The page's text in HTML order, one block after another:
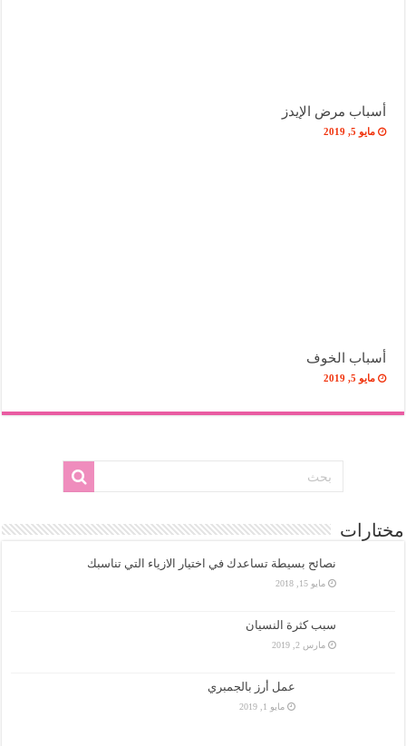
أسباب مرض الإيدز
مايو 5, 2019
أسباب الخوف
مايو 5, 2019
مختارات
نصائح بسيطة تساعدك في اختيار الازياء التي تناسبك
مايو 15, 2018
سبب كثرة النسيان
مارس 2, 2019
عمل أرز بالجمبري
مايو 1, 2019